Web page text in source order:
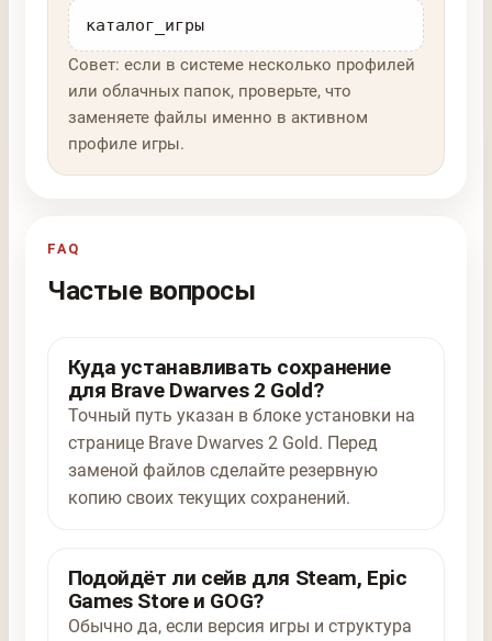
каталог_игры
Совет: если в системе несколько профилей
или облачных папок, проверьте, что
заменяете файлы именно в активном
профиле игры.
FAQ
Частые вопросы
Куда устанавливать сохранение
для Brave Dwarves 2 Gold?
Точный путь указан в блоке установки на
странице Brave Dwarves 2 Gold. Перед
заменой файлов сделайте резервную
копию своих текущих сохранений.
Подойдёт ли сейв для Steam, Epic
Games Store и GOG?
Обычно да, если версия игры и структура